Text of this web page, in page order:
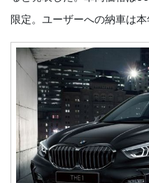
限定。ユーザーへの納車は本